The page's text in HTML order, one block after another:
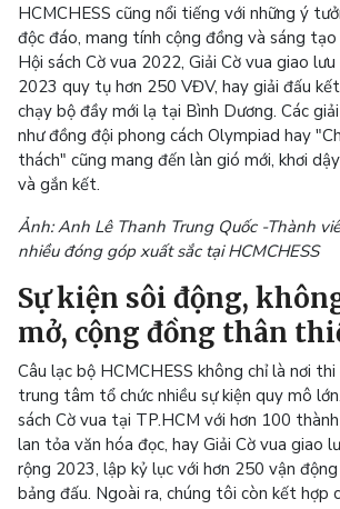
HCMCHESS cũng nổi tiếng với những ý
độc đáo, mang tính cộng đồng và sáng
Hội sách Cờ vua 2022, Giải Cờ vua giao
2023 quy tụ hơn 250 VĐV, hay giải đấu
chạy bộ đầy mới lạ tại Bình Dương. Các
như đồng đội phong cách Olympiad hay
thách" cũng mang đến làn gió mới, khơi
và gắn kết.
Ảnh: Anh Lê Thanh Trung Quốc -Thành
nhiều đóng góp xuất sắc tại HCMCHESS
Sự kiện sôi động,
mở, cộng đồng thân
Câu lạc bộ HCMCHESS không chỉ là nơi
trung tâm tổ chức nhiều sự kiện quy mô
sách Cờ vua tại TP.HCM với hơn 100
lan tỏa văn hóa đọc, hay Giải Cờ vua giao
rộng 2023, lập kỷ lục với hơn 250 vận
bảng đấu. Ngoài ra, chúng tôi còn kết hợp